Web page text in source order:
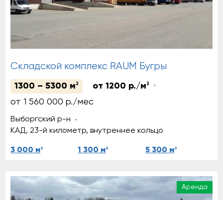
Складской комплекс RAUM Бугры
1300 – 5300 м 2 от 1200 р./м 2
от 1 560 000 р./мес
Выборгский р-н
КАД, 23-й километр, внутреннее кольцо
3 000 м2 1 300 м2 5 300 м2
Аренда